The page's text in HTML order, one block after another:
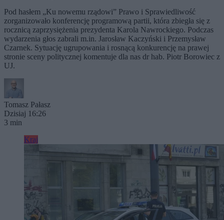
Pod hasłem „Ku nowemu rządowi” Prawo i Sprawiedliwość
zorganizowało konferencję programową partii, która zbiegła się z
rocznicą zaprzysiężenia prezydenta Karola Nawrockiego. Podczas
wydarzenia głos zabrali m.in. Jarosław Kaczyński i Przemysław
Czarnek. Sytuację ugrupowania i rosnącą konkurencję na prawej
stronie sceny politycznej komentuje dla nas dr hab. Piotr Borowiec z
UJ.
Tomasz Pałasz
Dzisiaj 16:26
3 min
Kraj